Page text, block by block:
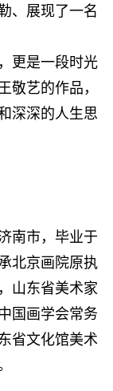
、展现了一名
更是一段时光
敬艺的作品，
深深的人生思
南市，毕业于
北京画院原执
山东省美术家
国画学会常务
省文化馆美术